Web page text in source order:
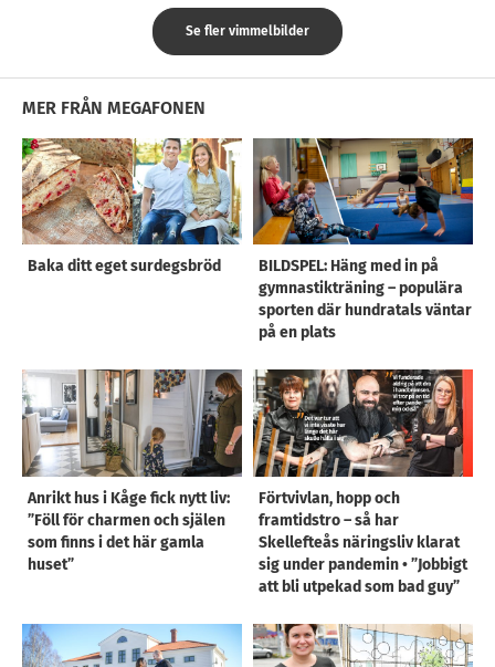
Se fler vimmelbilder
MER FRÅN MEGAFONEN
Baka ditt eget surdegsbröd
BILDSPEL: Häng med in på
gymnastikträning – populära
sporten där hundratals väntar
på en plats
Anrikt hus i Kåge fick nytt liv:
”Föll för charmen och själen
som finns i det här gamla
huset”
Förtvivlan, hopp och
framtidstro – så har
Skellefteås näringsliv klarat
sig under pandemin • ”Jobbigt
att bli utpekad som bad guy”